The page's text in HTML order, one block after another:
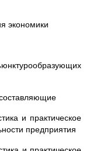
экономики
и практическое
предприятия